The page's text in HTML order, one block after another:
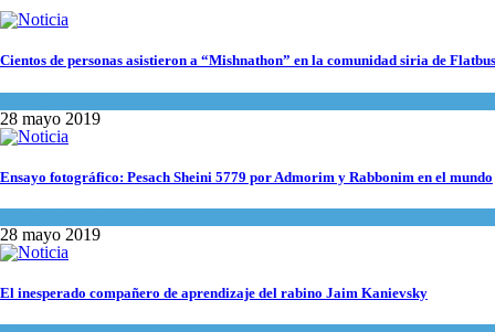
Cientos de personas asistieron a “Mishnathon” en la comunidad siria de
28 mayo 2019
Ensayo fotográfico: Pesach Sheini 5779 por Admorim y Rabbonim en el mundo
28 mayo 2019
El inesperado compañero de aprendizaje del rabino Jaim Kanievsky